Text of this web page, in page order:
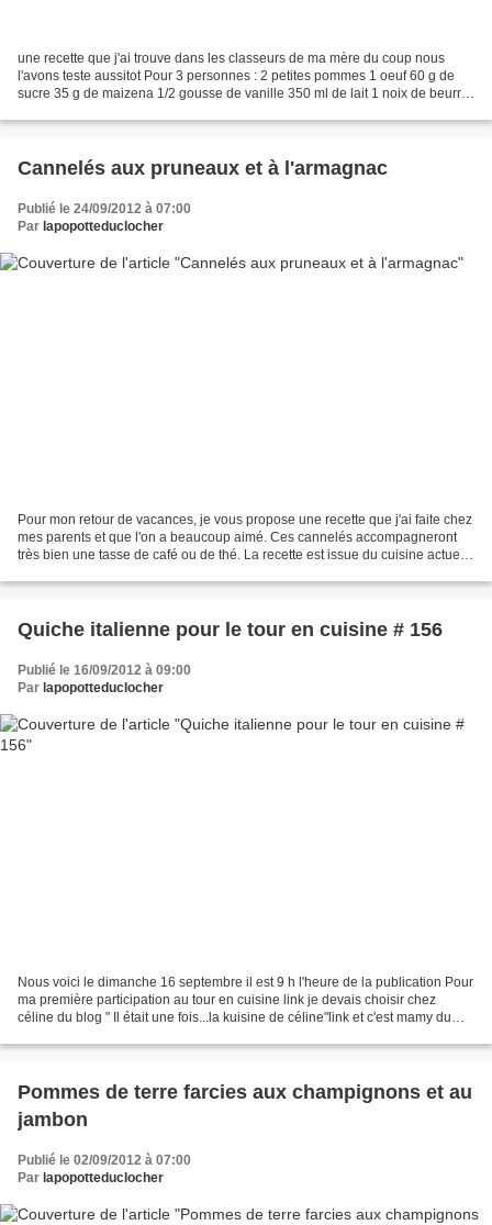
une recette que j'ai trouve dans les classeurs de ma mère du coup nous
l'avons teste aussitot Pour 3 personnes : 2 petites pommes 1 oeuf 60 g de
sucre 35 g de maizena 1/2 gousse de vanille 350 ml de lait 1 noix de beurre
Cannelés aux pruneaux et à l'armagnac
Publié le 24/09/2012 à 07:00
Par lapopotteduclocher
Pour mon retour de vacances, je vous propose une recette que j'ai faite chez
mes parents et que l'on a beaucoup aimé. Ces cannelés accompagneront
très bien une tasse de café ou de thé. La recette est issue du cuisine actuelle
Quiche italienne pour le tour en cuisine # 156
Publié le 16/09/2012 à 09:00
Par lapopotteduclocher
Nous voici le dimanche 16 septembre il est 9 h l'heure de la publication Pour
ma première participation au tour en cuisine link je devais choisir chez
céline du blog " Il était une fois...la kuisine de céline"link et c'est mamy du
Pommes de terre farcies aux champignons et au
jambon
Publié le 02/09/2012 à 07:00
Par lapopotteduclocher